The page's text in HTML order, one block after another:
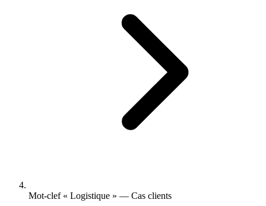
Mot-clef « Logistique » — Cas clients